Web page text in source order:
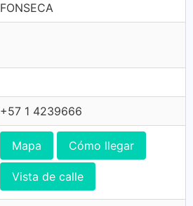
FONSECA
+57 1 4239666
Mapa Cómo llegar
Vista de calle